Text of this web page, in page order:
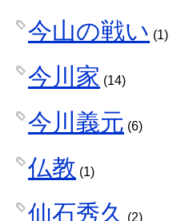
今山の戦い (1)
今川家 (14)
今川義元 (6)
仏教 (1)
仙石秀久 (2)